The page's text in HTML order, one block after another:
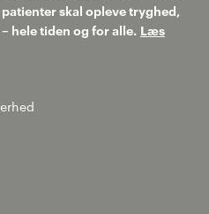
skal opleve tryghed,
hele tiden og for alle. Læs